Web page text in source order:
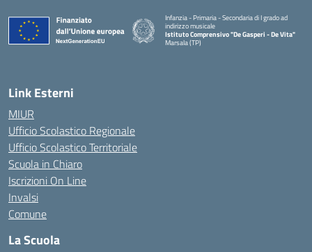
Infanzia - Primaria - Secondaria di I grado ad
indirizzo musicale
Istituto Comprensivo "De Gasperi - De Vita"
Marsala (TP)
Link Esterni
MIUR
Ufficio Scolastico Regionale
Ufficio Scolastico Territoriale
Scuola in Chiaro
Iscrizioni On Line
Invalsi
Comune
La Scuola